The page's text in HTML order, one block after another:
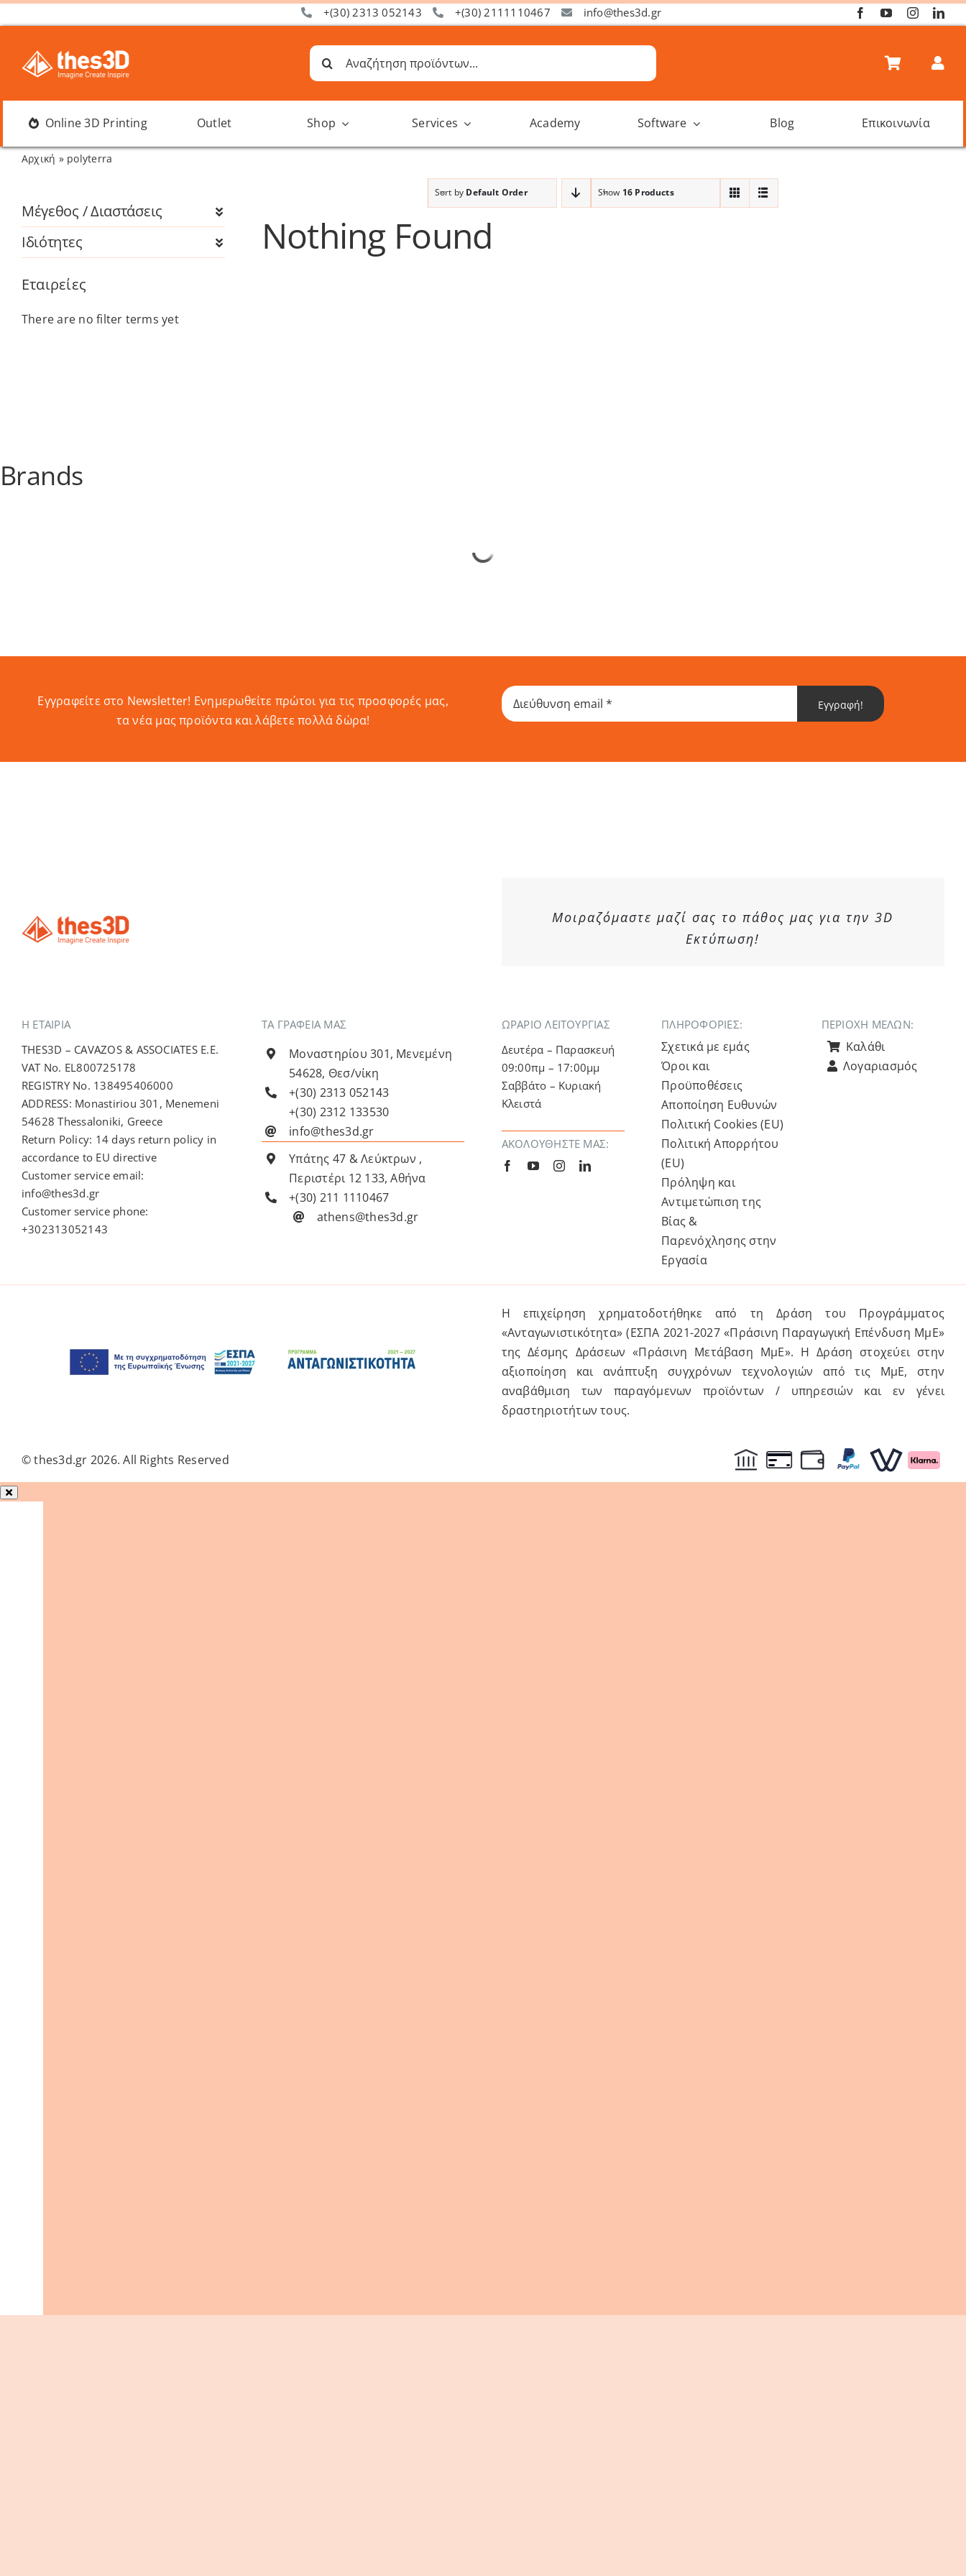
Μετάβαση
στο
περιεχόμενο
+(30) 2313 052143 +(30) 2111110467 info@thes3d.gr
Αναζήτηση
για:
Online 3D Printing Outlet Shop Services Academy Software Blog Επικοινωνία
Αρχική » polyterra
Μέγεθος / Διαστάσεις
Ιδιότητες
Εταιρείες
There are no filter terms yet
Sort by Default Order Show 16 Products
Nothing Found
Brands
Εγγραφείτε στο Newsletter! Eνημερωθείτε πρώτοι για τις προσφορές μας,
τα νέα μας προϊόντα και λάβετε πολλά δώρα!
Εγγραφή!
Μοιραζόμαστε μαζί σας το πάθος μας για την 3D
Εκτύπωση!
Η ΕΤΑΙΡΊΑ
THES3D – CAVAZOS & ASSOCIATES E.E.
VAT No. EL800725178
REGISTRY No. 138495406000
ADDRESS: Monastiriou 301, Menemeni
54628 Thessaloniki, Greece
Return Policy: 14 days return policy in
accordance to EU directive
Customer service email:
info@thes3d.gr
Customer service phone:
+302313052143
ΤΑ ΓΡΑΦΕΙΑ ΜΑΣ
Μοναστηρίου 301, Μενεμένη
54628, Θεσ/νίκη
+(30) 2313 052143
+(30) 2312 133530
info@thes3d.gr
Υπάτης 47 & Λεύκτρων ,
Περιστέρι 12 133, Αθήνα
+(30) 211 1110467
athens@thes3d.gr
ΩΡΑΡΙΟ ΛΕΙΤΟΥΡΓΙΑΣ
Δευτέρα – Παρασκευή
09:00πμ – 17:00μμ
Σαββάτο – Κυριακή
Κλειστά
ΑΚΟΛΟΥΘΉΣΤΕ ΜΑΣ:
ΠΛΗΡΟΦΟΡΙΕΣ:
Σχετικά με εμάς
Όροι και
Προϋποθέσεις
Αποποίηση Ευθυνών
Πολιτική Cookies (ΕU)
Πολιτική Απορρήτου
(ΕU)
Πρόληψη και
Αντιμετώπιση της
Βίας &
Παρενόχλησης στην
Εργασία
ΠΕΡΙΟΧΉ ΜΕΛΏΝ:
Καλάθι
Λογαριασμός
Η επιχείρηση χρηματοδοτήθηκε από τη Δράση του Προγράμματος
«Ανταγωνιστικότητα» (ΕΣΠΑ 2021-2027 «Πράσινη Παραγωγική Επένδυση ΜμΕ»
της Δέσμης Δράσεων «Πράσινη Μετάβαση ΜμΕ». Η Δράση στοχεύει στην
αξιοποίηση και ανάπτυξη συγχρόνων τεχνολογιών από τις ΜμΕ, στην
αναβάθμιση των παραγόμενων προϊόντων / υπηρεσιών και εν γένει
δραστηριοτήτων τους.
© thes3d.gr 2026. All Rights Reserved